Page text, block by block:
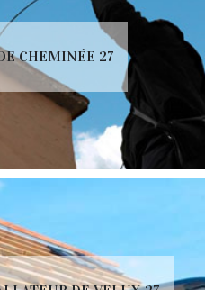
CHEMINÉE 27